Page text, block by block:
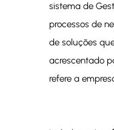
sistema de
processos de
de soluções
acrescentado
refere a